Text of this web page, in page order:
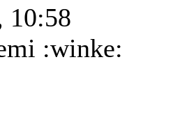
10:58
:winke: